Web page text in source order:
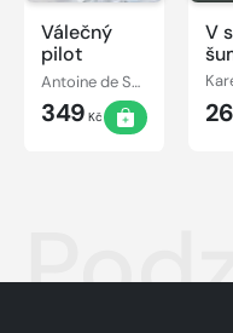
Válečný
pilot
Antoine de Saint-Exupéry
349 Kč
V